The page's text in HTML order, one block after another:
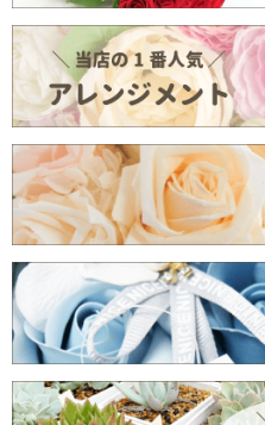
お問い合わせ
ログイン